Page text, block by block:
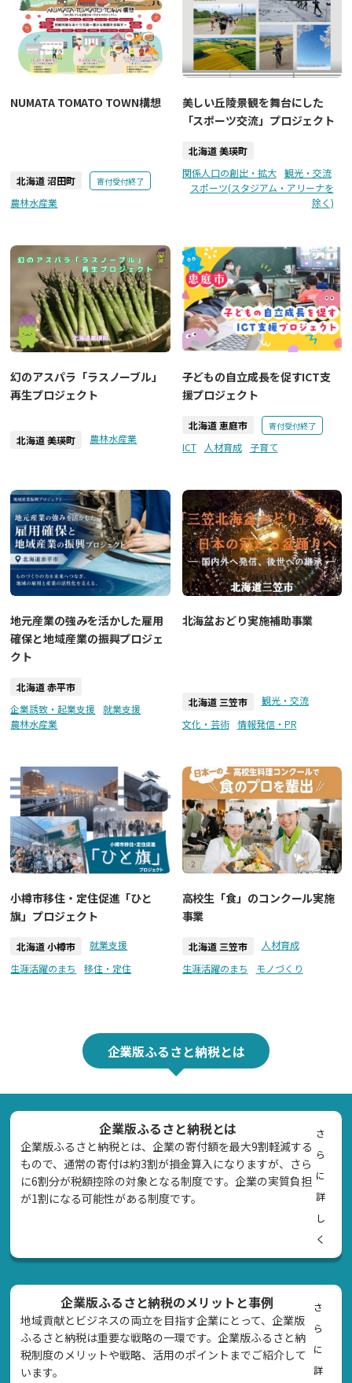
NUMATA TOMATO TOWN構想
北海道 沼田町 寄付受付終了
農林水産業
美しい丘陵景観を舞台にした
「スポーツ交流」プロジェクト
北海道 美瑛町
関係人口の創出・拡大
観光・交流
スポーツ(スタジアム・アリーナを
除く)
幻のアスパラ「ラスノーブル」
再生プロジェクト
北海道 美瑛町 農林水産業
子どもの自立成長を促すICT支
援プロジェクト
北海道 恵庭市 寄付受付終了
ICT 人材育成 子育て
地元産業の強みを活かした雇用
確保と地域産業の振興プロジェ
クト
北海道 赤平市
企業誘致・起業支援
就業支援
農林水産業
北海盆おどり実施補助事業
北海道 三笠市
観光・交流
文化・芸術
情報発信・PR
小樽市移住・定住促進「ひと
旗」プロジェクト
北海道 小樽市
就業支援
生涯活躍のまち
移住・定住
高校生「食」のコンクール実施
事業
北海道 三笠市
人材育成
生涯活躍のまち
モノづくり
企業版ふるさと納税とは
企業版ふるさと納税とは
企業版ふるさと納税とは、企業の寄付額を最大9割軽減する
もので、通常の寄付は約3割が損金算入になりますが、さら
に6割分が税額控除の対象となる制度です。企業の実質負担
が1割になる可能性がある制度です。
さ
ら
に
詳
し
く
企業版ふるさと納税のメリットと事例
地域貢献とビジネスの両立を目指す企業にとって、企業版
ふるさと納税は重要な戦略の一環です。企業版ふるさと納
税制度のメリットや戦略、活用のポイントまでご紹介して
います。
さ
ら
に
詳